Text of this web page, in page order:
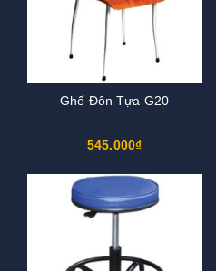
Ghế Đôn Tựa G20
545.000₫